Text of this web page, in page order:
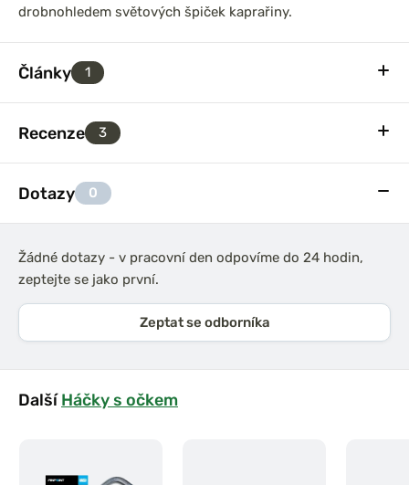
drobnohledem světových špiček kaprařiny.
Články 1
Recenze 3
Dotazy 0
Žádné dotazy - v pracovní den odpovíme do 24 hodin,
zeptejte se jako první.
Zeptat se odborníka
DalšíHáčky s očkem